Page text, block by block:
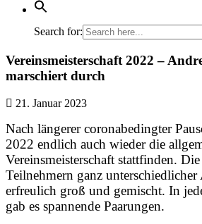
Search for:
Vereinsmeisterschaft 2022 –
marschiert durch
21. Januar 2023
Nach längerer coronabedingter
2022 endlich auch wieder die
Vereinsmeisterschaft stattfinden.
Teilnehmern ganz unterschiedlicher
erfreulich groß und gemischt. In
gab es spannende Paarungen.